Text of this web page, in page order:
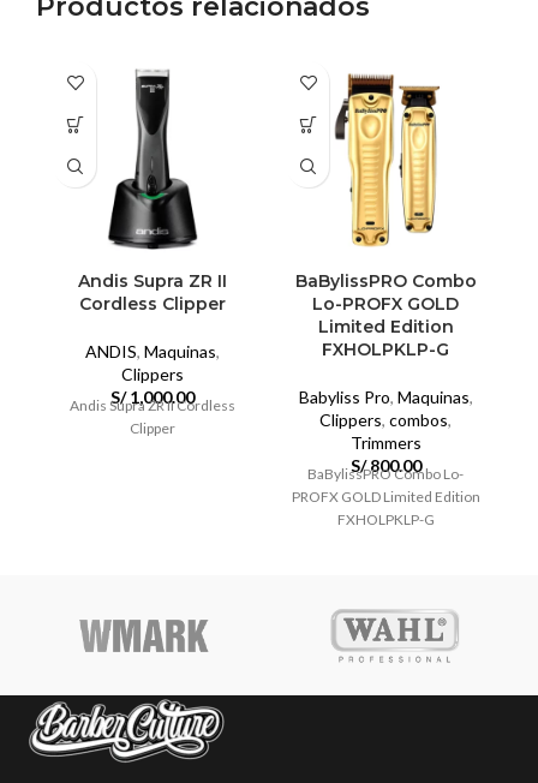
Productos relacionados
Andis Supra ZR II
Cordless Clipper
ANDIS, Maquinas,
Clippers
S/1,000.00
Andis Supra ZR II Cordless
Clipper
BaBylissPRO Combo
Lo-PROFX GOLD
Limited Edition
FXHOLPKLP-G
Babyliss Pro, Maquinas,
Clippers, combos,
Trimmers
S/800.00
BaBylissPRO Combo Lo-
PROFX GOLD Limited Edition
FXHOLPKLP-G